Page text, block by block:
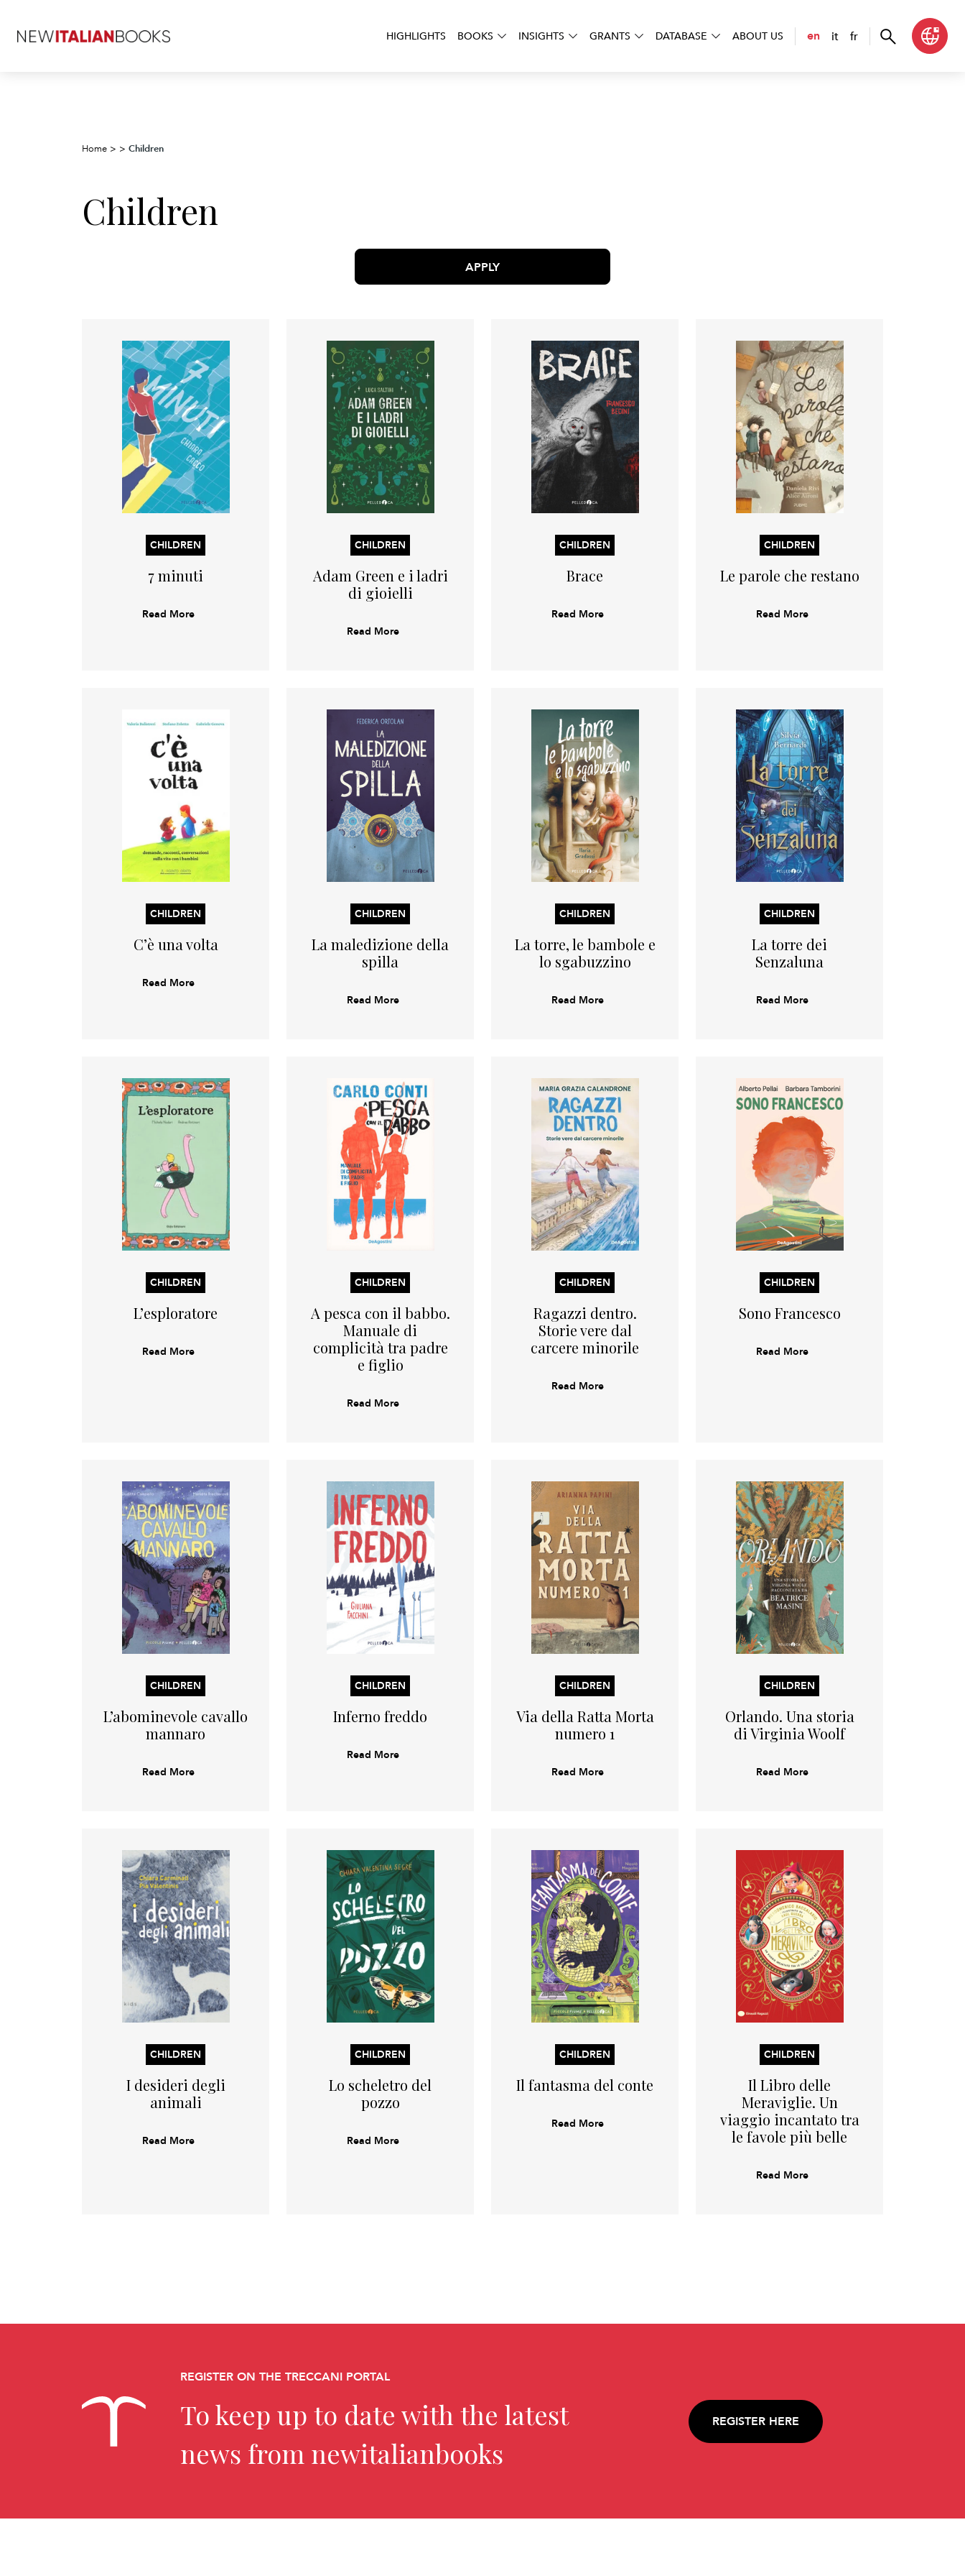
HIGHLIGHTS BOOKS INSIGHTS GRANTS DATABASE ABOUT US en it fr
Home > > Children
Children
APPLY
CHILDREN
7 minuti
Read More
CHILDREN
Adam Green e i ladri
di gioielli
Read More
CHILDREN
Brace
Read More
CHILDREN
Le parole che restano
Read More
CHILDREN
C’è una volta
Read More
CHILDREN
La maledizione della
spilla
Read More
CHILDREN
La torre, le bambole e
lo sgabuzzino
Read More
CHILDREN
La torre dei
Senzaluna
Read More
CHILDREN
L’esploratore
Read More
CHILDREN
A pesca con il babbo.
Manuale di
complicità tra padre
e figlio
Read More
CHILDREN
Ragazzi dentro.
Storie vere dal
carcere minorile
Read More
CHILDREN
Sono Francesco
Read More
CHILDREN
L’abominevole cavallo
mannaro
Read More
CHILDREN
Inferno freddo
Read More
CHILDREN
Via della Ratta Morta
numero 1
Read More
CHILDREN
Orlando. Una storia
di Virginia Woolf
Read More
CHILDREN
I desideri degli
animali
Read More
CHILDREN
Lo scheletro del
pozzo
Read More
CHILDREN
Il fantasma del conte
Read More
CHILDREN
Il Libro delle
Meraviglie. Un
viaggio incantato tra
le favole più belle
Read More
REGISTER ON THE TRECCANI PORTAL
To keep up to date with the latest
news from newitalianbooks
REGISTER HERE